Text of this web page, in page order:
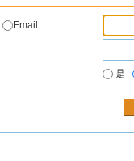
Email
是